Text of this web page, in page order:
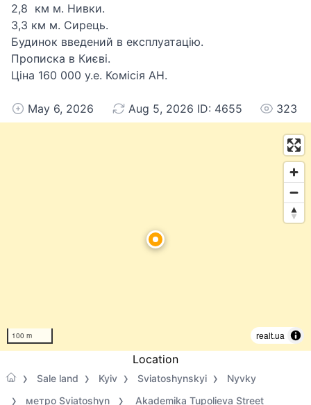
2,8 км м. Нивки.
3,3 км м. Сирець.
Будинок введений в експлуатацію.
Прописка в Києві.
Ціна 160 000 у.е. Комісія АН.
May 6, 2026 Aug 5, 2026 ID: 4655 323
100 m realt.ua
Location
Sale land Kyiv Sviatoshynskyi
Nyvky
метро Sviatoshyn
Akademika Tupolieva Street